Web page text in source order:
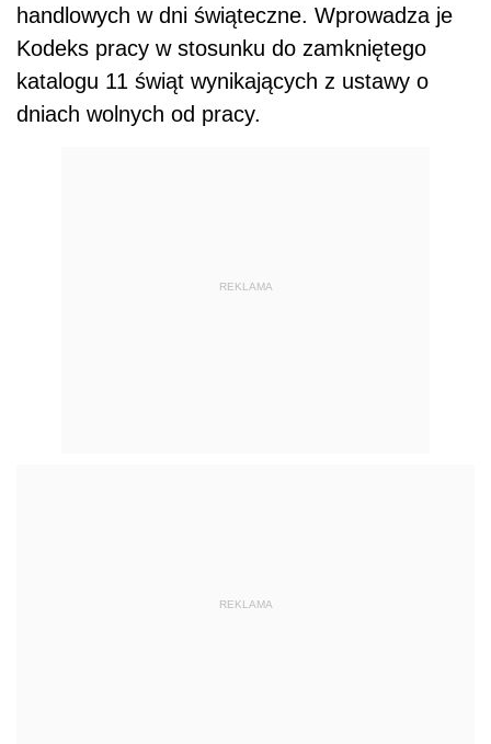
handlowych w dni świąteczne. Wprowadza je
Kodeks pracy w stosunku do zamkniętego
katalogu 11 świąt wynikających z ustawy o
dniach wolnych od pracy.
REKLAMA
REKLAMA